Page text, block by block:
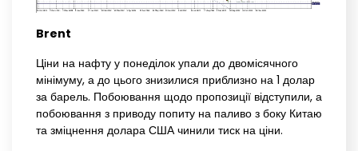
Brent
Ціни на нафту у понеділок упали до двомісячного
мінімуму, а до цього знизилися приблизно на 1 долар
за барель. Побоювання щодо пропозиції відступили, а
побоювання з приводу попиту на паливо з боку Китаю
та зміцнення долара США чинили тиск на ціни.